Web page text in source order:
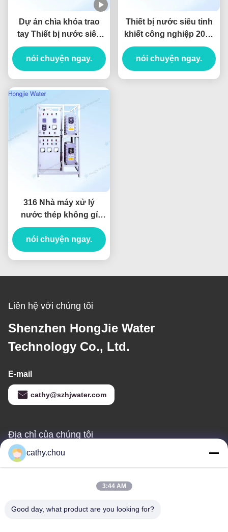
Dự án chìa khóa trao
tay Thiết bị nước siêu
tinh khiết 80T/H để làm
sạch tấm nền màn hình
nói chuyện ngay.
Thiết bị nước siêu tinh
khiết công nghiệp 20T /
H
nói chuyện ngay.
316 Nhà máy xử lý
nước thép không gỉ
30t/h Hệ thống nước
siêu tinh khiết công
nghiệp
nói chuyện ngay.
Liên hệ với chúng tôi
Shenzhen HongJie Water
Technology Co., Ltd.
E-mail
cathy@szhjwater.com
Địa chỉ của chúng tôi
Địa chỉ
Phòng 1105, Tòa nhà 3, Công viên công nghiệp Xinsheng Green
điện thoại
cathy.chou
3:44 AM
Good day, what product are you looking for?